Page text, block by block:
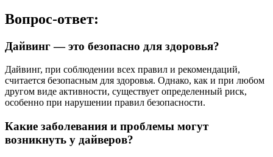
Вопрос-ответ:
Дайвинг — это безопасно для здоровья?
Дайвинг, при соблюдении всех правил и рекомендаций,
считается безопасным для здоровья. Однако, как и при любом
другом виде активности, существует определенный риск,
особенно при нарушении правил безопасности.
Какие заболевания и проблемы могут
возникнуть у дайверов?